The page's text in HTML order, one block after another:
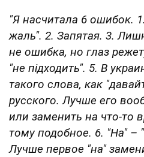
"Я насчитала 6 ошибок.
жаль". 2. Запятая. 3.
не ошибка, но глаз
"не підходить". 5. В
такого слова, как
русского. Лучше его
или заменить на что-то
тому подобное. 6. "На" –
Лучше первое "на"